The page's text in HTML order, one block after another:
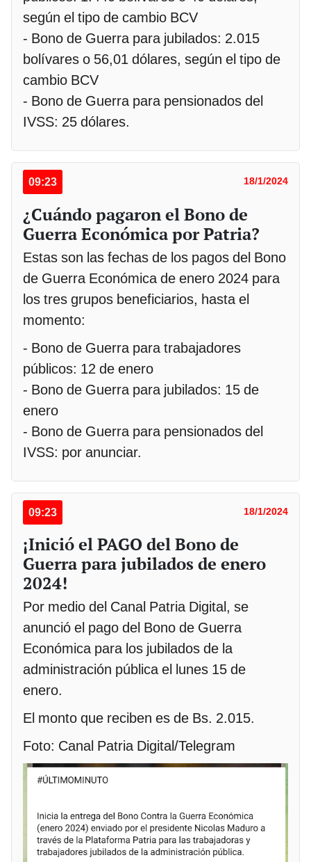
según el tipo de cambio BCV
- Bono de Guerra para jubilados: 2.015
bolívares o 56,01 dólares, según el tipo de
cambio BCV
- Bono de Guerra para pensionados del
IVSS: 25 dólares.
09:23 18/1/2024
¿Cuándo pagaron el Bono de
Guerra Económica por Patria?
Estas son las fechas de los pagos del Bono
de Guerra Económica de enero 2024 para
los tres grupos beneficiarios, hasta el
momento:
- Bono de Guerra para trabajadores
públicos: 12 de enero
- Bono de Guerra para jubilados: 15 de
enero
- Bono de Guerra para pensionados del
IVSS: por anunciar.
09:23 18/1/2024
¡Inició el PAGO del Bono de
Guerra para jubilados de enero
2024!
Por medio del Canal Patria Digital, se
anunció el pago del Bono de Guerra
Económica para los jubilados de la
administración pública el lunes 15 de
enero.
El monto que reciben es de Bs. 2.015.
Foto: Canal Patria Digital/Telegram